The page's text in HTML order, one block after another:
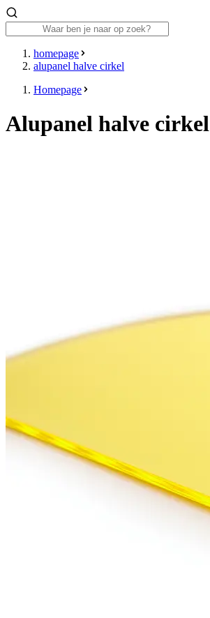
homepage
alupanel halve cirkel
Homepage
Alupanel halve cirkel